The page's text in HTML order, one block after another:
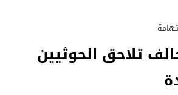
تلاحق الحوثيين